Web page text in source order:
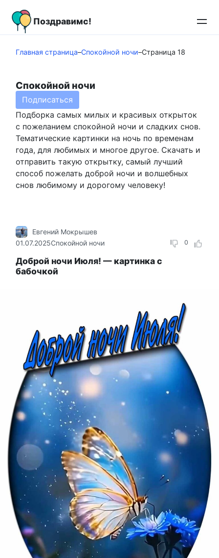
контенту
Поздравимс!
Главная страница–Спокойной ночи–Страница 18
Спокойной ночи
Подписаться
Подборка самых милых и красивых открыток
с пожеланием спокойной ночи и сладких снов.
Тематические картинки на ночь по временам
года, для любимых и многое другое. Скачать и
отправить такую открытку, самый лучший
способ пожелать доброй ночи и волшебных
снов любимому и дорогому человеку!
0
Евгений Мокрышев
01.07.2025Спокойной ночи
Доброй ночи Июля! — картинка с
бабочкой